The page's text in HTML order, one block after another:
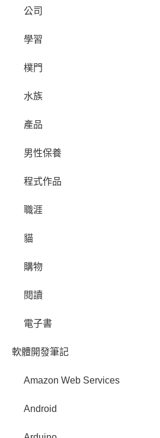
公司
學習
樸門
水族
產品
男性保養
程式作品
職涯
貓
購物
閱讀
電子書
軟體開發筆記
Amazon Web Services
Android